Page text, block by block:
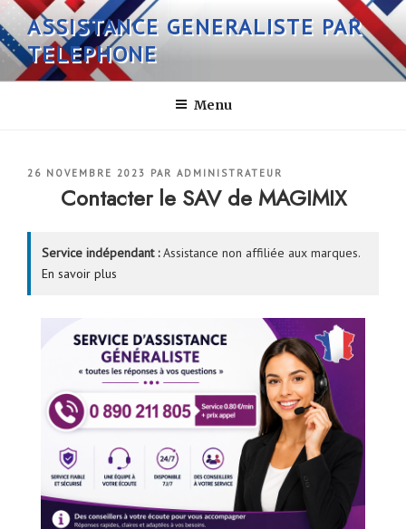
Aller
au
contenu
principal
ASSISTANCE GENERALISTE PAR
TELEPHONE
Menu
PUBLIÉ
26 NOVEMBRE 2023 PAR ADMINISTRATEUR
Contacter le SAV de MAGIMIX
Service indépendant :Assistance non affiliée aux marques.
En savoir plus